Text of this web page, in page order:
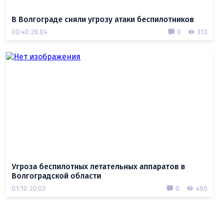
В Волгограде сняли угрозу атаки беспилотников
00:40 28.04 0 313
Угроза беспилотных летательных аппаратов в
Волгоградской области
01:10 20.03 0 460